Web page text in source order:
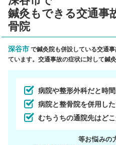
鍼灸もできる交通事
骨院
深谷市 で鍼灸院も併設している交通
ています。交通事故の症状に対して鍼
病院や整形外科だと時
病院と整骨院を併用し
むちうちの通院先はど
等お悩みの